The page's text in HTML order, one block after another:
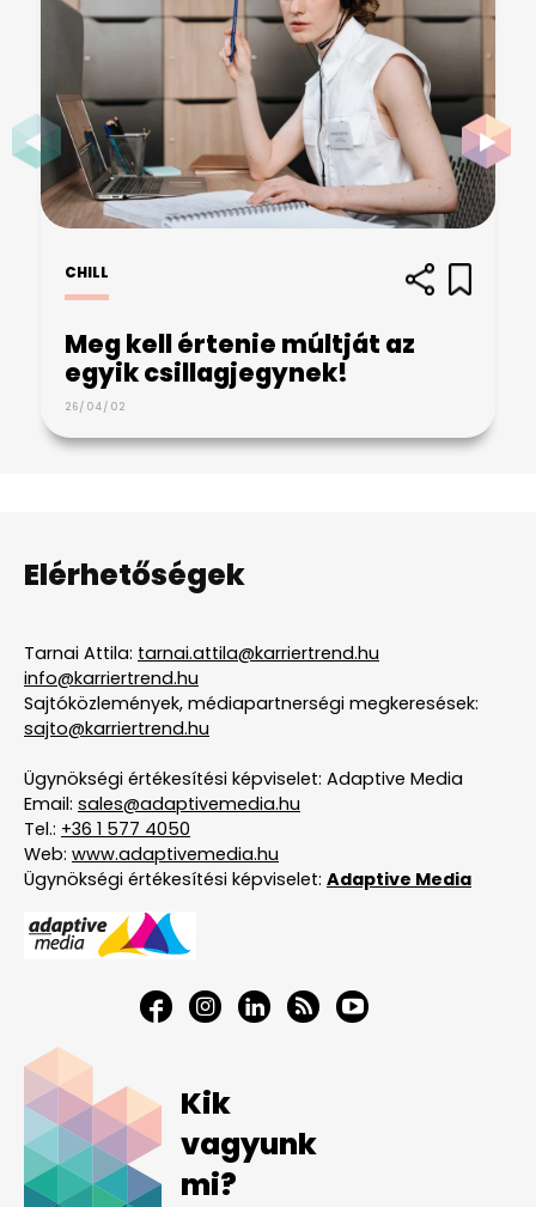
CHILL
Meg kell értenie múltját az
egyik csillagjegynek!
26/04/02
Elérhetőségek
Tarnai Attila: tarnai.attila@karriertrend.hu
info@karriertrend.hu
Sajtóközlemények, médiapartnerségi megkeresések:
sajto@karriertrend.hu
Ügynökségi értékesítési képviselet: Adaptive Media
Email: sales@adaptivemedia.hu
Tel.: +36 1 577 4050
Web: www.adaptivemedia.hu
Ügynökségi értékesítési képviselet: Adaptive Media
Kik
vagyunk
mi?